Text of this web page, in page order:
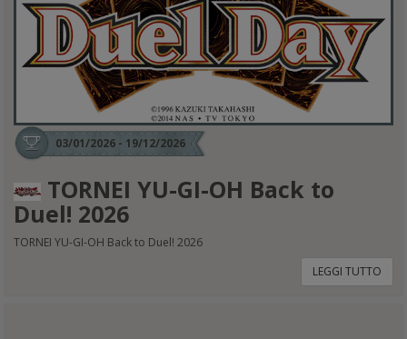
03/01/2026 - 19/12/2026
TORNEI YU-GI-OH Back to
Duel! 2026
TORNEI YU-GI-OH Back to Duel! 2026
LEGGI TUTTO